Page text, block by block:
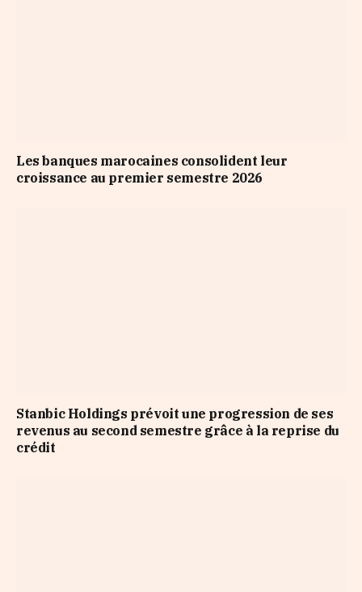
Les banques marocaines consolident leur
croissance au premier semestre 2026
Stanbic Holdings prévoit une progression de ses
revenus au second semestre grâce à la reprise du
crédit